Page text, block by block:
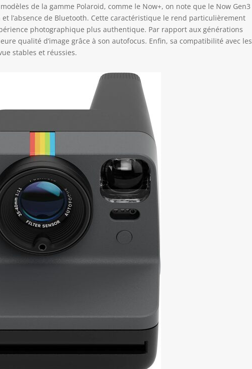
de la gamme Polaroid, comme le Now+, on note que le Now Gen3
l’absence de Bluetooth. Cette caractéristique le rend particulièrement
photographique plus authentique. Par rapport aux générations
qualité d’image grâce à son autofocus. Enfin, sa compatibilité avec les
stables et réussies.